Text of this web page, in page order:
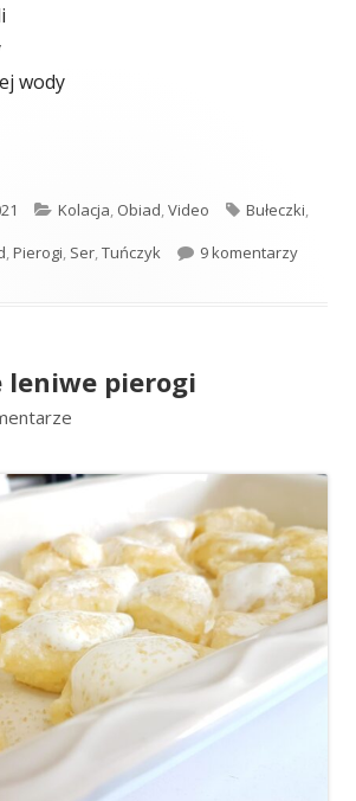
wody
z tuńczykiem i warzywami (video)"
Kategorie
Kolacja, Obiad,Video Tagi
Bułeczki,
,Pierogi, Ser,Tuńczyk 9 komentarzydo
leniwe pierogi